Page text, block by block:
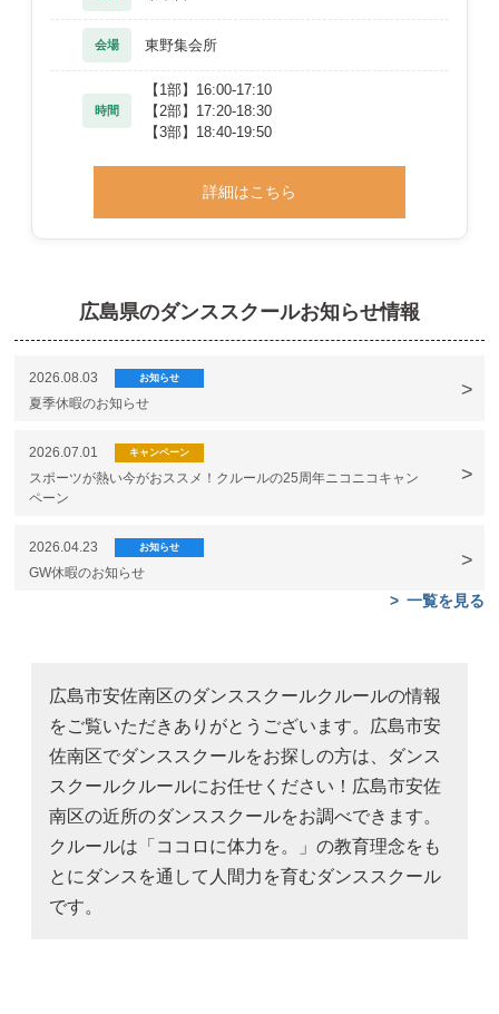
会場 東野集会所
時間
【1部】16:00-17:10
【2部】17:20-18:30
【3部】18:40-19:50
詳細はこちら
広島県のダンススクールお知らせ情報
2026.08.03 お知らせ
夏季休暇のお知らせ
2026.07.01 キャンペーン
スポーツが熱い今がおススメ！クルールの25周年ニコニコキャン
ペーン
2026.04.23 お知らせ
GW休暇のお知らせ
一覧を見る
広島市安佐南区のダンススクールクルールの情報
をご覧いただきありがとうございます。広島市安
佐南区でダンススクールをお探しの方は、ダンス
スクールクルールにお任せください！広島市安佐
南区の近所のダンススクールをお調べできます。
クルールは「ココロに体力を。」の教育理念をも
とにダンスを通して人間力を育むダンススクール
です。